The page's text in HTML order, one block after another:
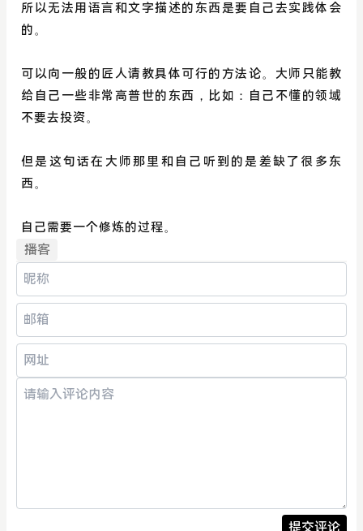
所以无法用语言和文字描述的东西是要自己去实践体会
的。
可以向一般的匠人请教具体可行的方法论。大师只能教
给自己一些非常高普世的东西，比如：自己不懂的领域
不要去投资。
但是这句话在大师那里和自己听到的是差缺了很多东
西。
自己需要一个修炼的过程。
播客
提交评论